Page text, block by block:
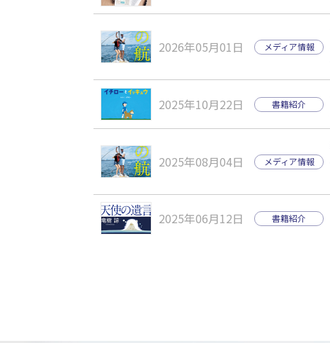
2026年05月01日 メディア情報
2025年10月22日 書籍紹介
2025年08月04日 メディア情報
2025年06月12日 書籍紹介